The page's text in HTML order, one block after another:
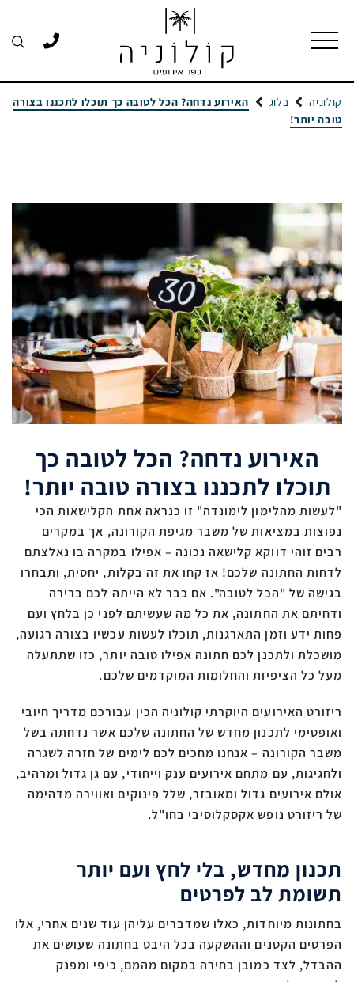
קולוניה בלוג
האירוע נדחה? הכל לטובה כך תוכלו לתכננו בצורה
טובה יותר!
האירוע נדחה? הכל לטובה כך
תוכלו לתכננו בצורה טובה יותר!
"לעשות מהלימון לימונדה" זו כנראה אחת הקלישאות הכי
נפוצות במציאות של משבר מגיפת הקורונה, אך במקרים
רבים זוהי דווקא קלישאה נכונה – אפילו במקרה בו נאלצתם
לדחות החתונה שלכם! אז קחו את זה בקלות, יחסית, ותבחרו
בגישה של "הכל לטובה". אם כבר לא הייתה לכם ברירה
ודחיתם את החתונה, את כל מה שעשיתם לפני כן בלחץ ועם
פחות ידע וזמן התארגנות, תוכלו לעשות עכשיו בצורה רגועה,
מושכלת ולתכנן לכם חתונה אפילו טובה יותר, כזו שתתעלה
מעל כל הציפיות והחלומות המוקדמים שלכם.
ריזורט האירועים היוקרתי קולוניה הכין עבורכם מדריך חיובי
ואופטימי לתכנון מחדש של החתונה שלכם אשר נדחתה בשל
משבר הקורונה – אנחנו מחכים לכם לימים של חזרה לשגרה
ולחגיגות, עם מתחם אירועים ענק וייחודי, עם גן גדול ומרהיב,
אולם אירועים גדול ומאובזר, שלל פינוקים ואווירה מדהימה
של ריזורט נופש אקסקלוסיבי בחו"ל.
תכנון מחדש, בלי לחץ ועם יותר
תשומת לב לפרטים
בחתונות מיוחדות, כאלו שמדברים עליהן עוד שנים אחרי, אלו
הפרטים הקטנים וההשקעה בכל היבט בחתונה שעושים את
ההבדל, לצד כמובן בחירה במקום מהמם, כיפי ומפנק